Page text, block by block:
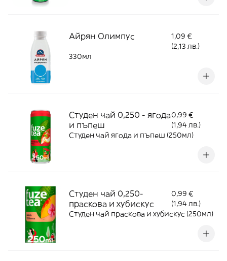
Айрян Олимпус
1,09 €
(2,13 лв.)
330мл
Студен чай 0,250 - ягода
и пъпеш
0,99 €
(1,94 лв.)
Студен чай ягода и пъпеш (250мл)
Студен чай 0,250-
праскова и хубискус
0,99 €
(1,94 лв.)
Студен чай праскова и хубискус (250мл)